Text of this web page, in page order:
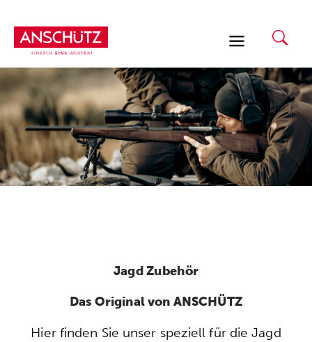
Inhalt
springen
Jagd Zubehör
Das Original von ANSCHÜTZ
Hier finden Sie unser speziell für die Jagd